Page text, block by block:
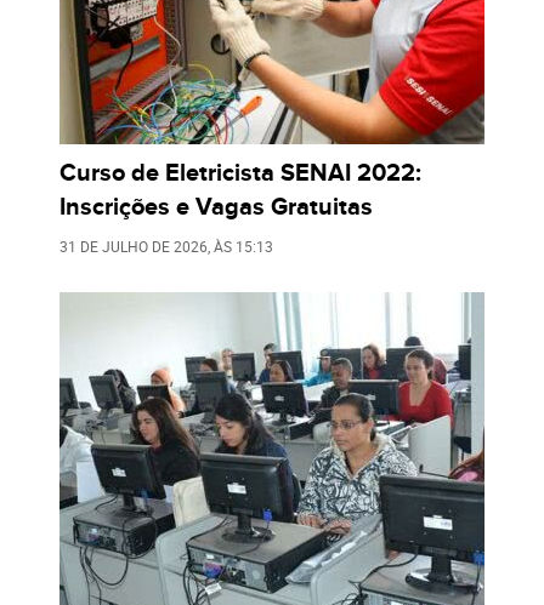
Curso de Eletricista SENAI 2022:
Inscrições e Vagas Gratuitas
31 DE JULHO DE 2026 , ÀS 15:13